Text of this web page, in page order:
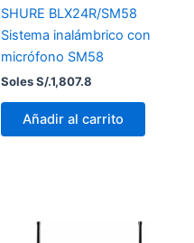
SHURE BLX24R/SM58
Sistema inalámbrico con
micrófono SM58
Soles S/.1,807.8
Añadir al carrito